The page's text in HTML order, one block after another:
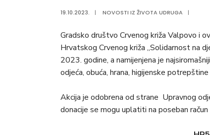
19.10.2023. | NOVOSTI IZ ŽIVOTA UDRUGA |
Gradsko društvo Crvenog križa Valpovo i
Hrvatskog Crvenog križa „Solidarnost na
2023. godine, a namijenjena je
odjeća, obuća, hrana, higijenske
Akcija je odobrena od strane Upravnog
donacije se mogu uplatiti na poseban